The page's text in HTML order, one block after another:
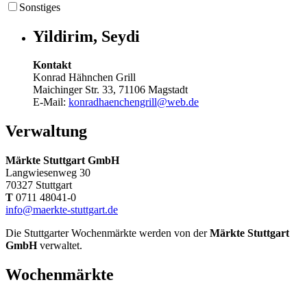
Sonstiges
Yildirim, Seydi
Kontakt
Konrad Hähnchen Grill
Maichinger Str. 33, 71106 Magstadt
E-Mail: konradhaenchengrill@web.de
Verwaltung
Märkte Stuttgart GmbH
Langwiesenweg 30
70327 Stuttgart
T 0711 48041-0
info@maerkte-stuttgart.de
Die Stuttgarter Wochenmärkte werden von derMärkte Stuttgart
GmbHverwaltet.
Wochenmärkte